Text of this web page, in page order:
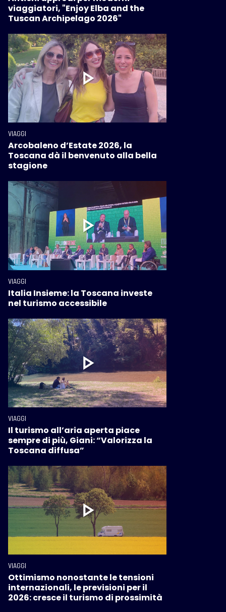
viaggiatori, "Enjoy Elba and the
Tuscan Archipelago 2026"
VIAGGI
Arcobaleno d’Estate 2026, la
Toscana dà il benvenuto alla bella
stagione
VIAGGI
Italia Insieme: la Toscana investe
nel turismo accessibile
VIAGGI
Il turismo all’aria aperta piace
sempre di più, Giani: “Valorizza la
Toscana diffusa”
VIAGGI
Ottimismo nonostante le tensioni
internazionali, le previsioni per il
2026: cresce il turismo di prossimità